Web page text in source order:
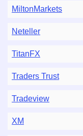
MiltonMarkets
Neteller
TitanFX
Traders Trust
Tradeview
XM